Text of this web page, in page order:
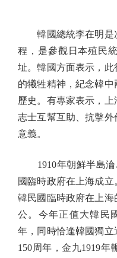
韓國總統李在明是
程，是參觀日本殖民
址。韓國方面表示，
的犧牲精神，紀念韓
歷史。有專家表示，上
志士互幫互助、抗擊
意義。
1910年朝鮮半島淪
國臨時政府在上海成立
韓民國臨時政府在上海
公。今年正值大韓民
年，同時恰逢韓國獨
150周年，金九1919